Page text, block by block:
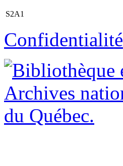
S2A1
Confidentialité